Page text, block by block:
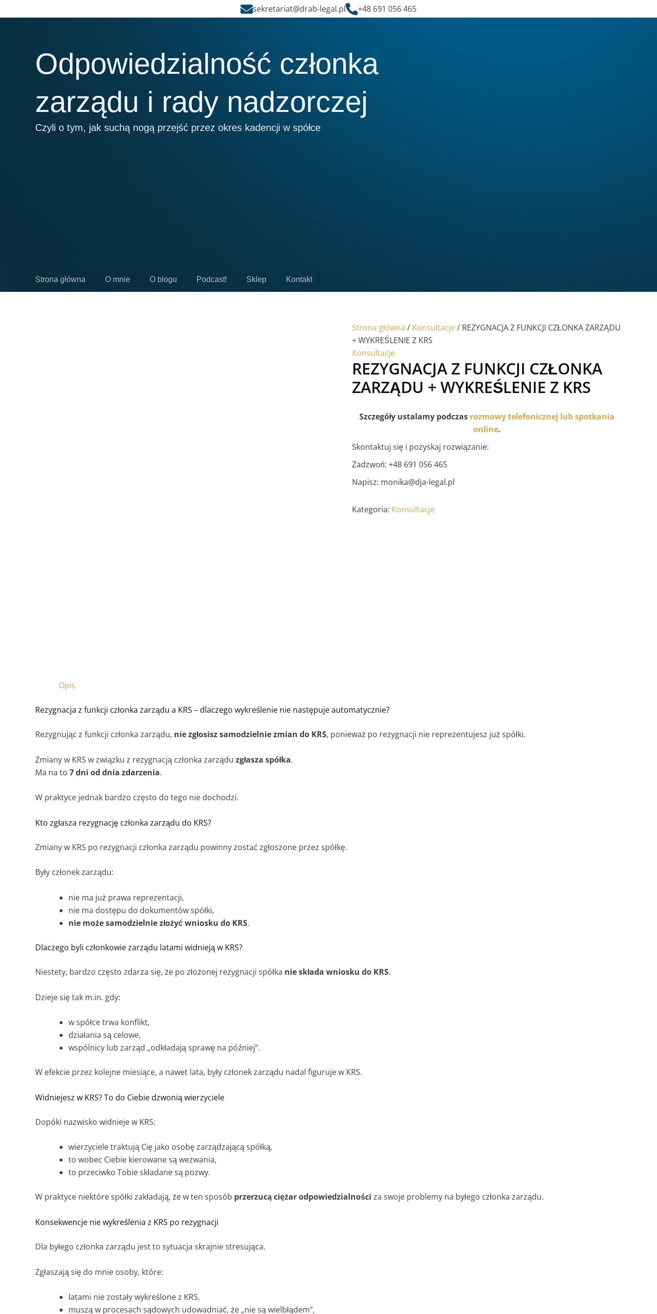
do
sekretariat@drab-legal.pl +48 691 056 465
Odpowiedzialność członka
zarządu i rady nadzorczej
Czyli o tym, jak suchą nogą przejść przez okres kadencji w spółce
Strona główna O mnie O blogu Podcast! Sklep Kontakt
Strona główna / Konsultacje/ REZYGNACJA Z FUNKCJI CZŁONKA ZARZĄDU
+ WYKREŚLENIE Z KRS
Konsultacje
REZYGNACJA Z FUNKCJI CZŁONKA
ZARZĄDU + WYKREŚLENIE Z KRS
Szczegóły ustalamy podczas rozmowy telefonicznej lub spotkania
online.
Skontaktuj się i pozyskaj rozwiązanie:
Zadzwoń: +48 691 056 465
Napisz: monika@dja-legal.pl
Kategoria: Konsultacje
Opis
Rezygnacja z funkcji członka zarządu a KRS – dlaczego wykreślenie nie następuje automatycznie?
Rezygnując z funkcji członka zarządu, nie zgłosisz samodzielnie zmian do KRS, ponieważ po rezygnacji nie reprezentujesz już spółki.
Zmiany w KRS w związku z rezygnacją członka zarządu zgłasza spółka.
Ma na to 7 dni od dnia zdarzenia.
W praktyce jednak bardzo często do tego nie dochodzi.
Kto zgłasza rezygnację członka zarządu do KRS?
Zmiany w KRS po rezygnacji członka zarządu powinny zostać zgłoszone przez spółkę.
Były członek zarządu:
nie ma już prawa reprezentacji,
nie ma dostępu do dokumentów spółki,
nie może samodzielnie złożyć wniosku do KRS.
Dlaczego byli członkowie zarządu latami widnieją w KRS?
Niestety, bardzo często zdarza się, że po złożonej rezygnacji spółka nie składa wniosku do KRS.
Dzieje się tak m.in. gdy:
w spółce trwa konflikt,
działania są celowe,
wspólnicy lub zarząd „odkładają sprawę na później”.
W efekcie przez kolejne miesiące, a nawet lata, były członek zarządu nadal figuruje w KRS.
Widniejesz w KRS? To do Ciebie dzwonią wierzyciele
Dopóki nazwisko widnieje w KRS:
wierzyciele traktują Cię jako osobę zarządzającą spółką,
to wobec Ciebie kierowane są wezwania,
to przeciwko Tobie składane są pozwy.
W praktyce niektóre spółki zakładają, że w ten sposób przerzucą ciężar odpowiedzialności za swoje problemy na byłego członka zarządu.
Konsekwencje nie wykreślenia z KRS po rezygnacji
Dla byłego członka zarządu jest to sytuacja skrajnie stresująca.
Zgłaszają się do mnie osoby, które:
latami nie zostały wykreślone z KRS,
muszą w procesach sądowych udowadniać, że „nie są wielbłądem”,